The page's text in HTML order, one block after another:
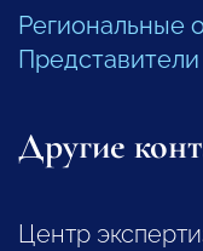
Региональные
Другие
Центр